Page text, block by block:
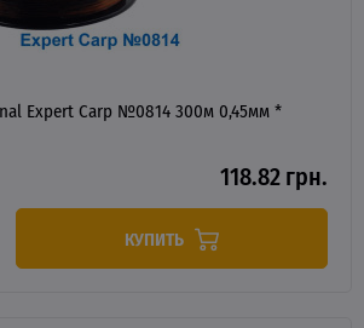
Expert Carp №0814 300м 0,45мм *
118.82 грн.
КУПИТЬ